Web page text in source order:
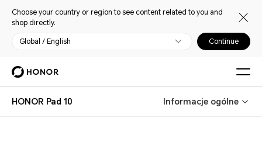
Choose your country or region to see content related to you and
shop directly.
Global / English Continue
HONOR Pad 10 Informacje ogólne